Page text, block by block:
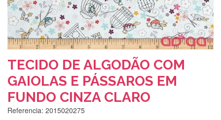
TECIDO DE ALGODÃO COM
GAIOLAS E PÁSSAROS EM
FUNDO CINZA CLARO
Referencia: 2015020275